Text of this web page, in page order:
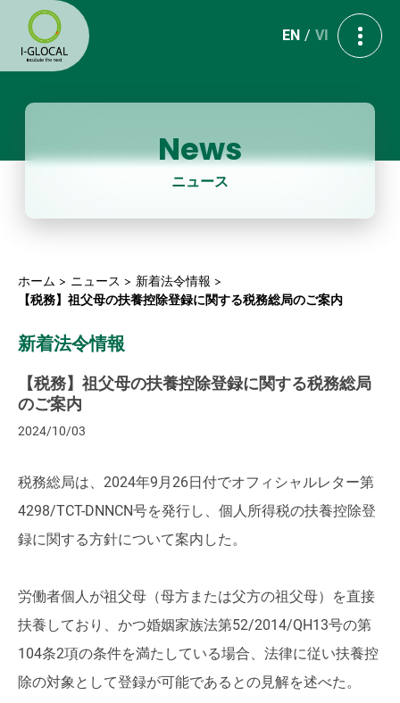
EN VI
News
ニュース
ホーム ニュース
新着法令情報
【税務】祖父母の扶養控除登録に関する税務総局のご案内
新着法令情報
【税務】祖父母の扶養控除登録に関する税務総局
のご案内
2024/10/03
税務総局は、2024年9月26日付でオフィシャルレター第
4298/TCT-DNNCN号を発行し、個人所得税の扶養控除登
録に関する方針について案内した。
労働者個人が祖父母（母方または父方の祖父母）を直接
扶養しており、かつ婚姻家族法第52/2014/QH13号の第
104条2項の条件を満たしている場合、法律に従い扶養控
除の対象として登録が可能であるとの見解を述べた。